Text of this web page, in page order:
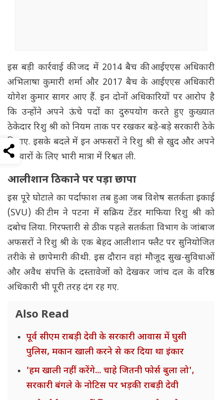
इस बड़ी कार्रवाई की जद में 2014 बैच की आईएएस अधिकारी
अभिलाषा कुमारी शर्मा और 2017 बैच के आईएएस अधिकारी
योगेश कुमार सागर आए हैं. इन दोनों अधिकारियों पर आरोप है
कि उन्होंने अपने ऊंचे पदों का दुरुपयोग करते हुए कुख्यात
ठेकेदार रिशु श्री को नियम ताक पर रखकर बड़े-बड़े सरकारी ठेके
दिलाए. इसके बदले में इन अफसरों ने रिशु श्री से खुद और अपने
परिवारों के लिए भारी मात्रा में रिश्वत ली.
आलीशान ठिकाने पर पड़ा छापा
इस पूरे घोटाले का पर्दाफाश तब हुआ जब विशेष सतर्कता इकाई
(SVU) की टीम ने पटना में सक्रिय टेंडर माफिया रिशु श्री को
दबोच लिया. गिरफ्तारी से ठीक पहले सतर्कता विभाग के जांबाज
अफसरों ने रिशु श्री के एक बेहद आलीशान फ्लैट पर सुनियोजित
तरीके से छापेमारी की थी. इस दौरान वहां मौजूद सुख-सुविधाओं
और अवैध संपत्ति के दस्तावेजों को देखकर जांच दल के वरिष्ठ
अधिकारी भी पूरी तरह दंग रह गए.
Also Read
पूर्व सीएम राबड़ी देवी के सरकारी आवास में घुसी
पुलिस, मकान खाली करने से कर दिया था इंकार
'हम खाली नहीं करेंगे... चाहे जितनी फोर्स बुला लो',
सरकारी बंगले के नोटिस पर भड़की राबड़ी देवी